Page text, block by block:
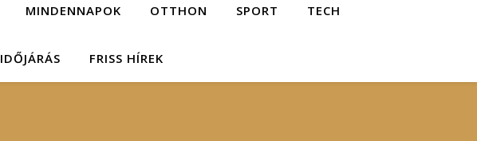
MINDENNAPOK OTTHON SPORT TECH
IDŐJÁRÁS FRISS HÍREK